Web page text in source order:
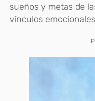
sueños y metas de
vínculos